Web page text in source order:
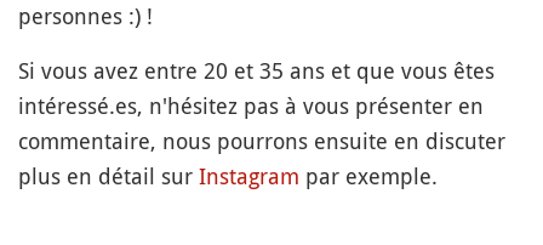
personnes :) !
Si vous avez entre 20 et 35 ans et que vous êtes
intéressé.es, n'hésitez pas à vous présenter en
commentaire, nous pourrons ensuite en discuter
plus en détail sur Instagram par exemple.